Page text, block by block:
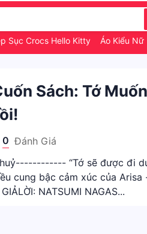
Sục Crocs Hello Kitty Áo Kiểu Nữ
Sách: Tớ
0 Đánh Giá
“Tớ sẽ được đi
cung bậc cảm xúc của
NATSUMI NAGAS...